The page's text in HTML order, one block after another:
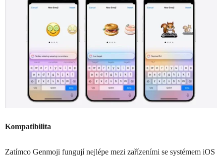
Kompatibilita
Zatímco Genmoji fungují nejlépe mezi zařízeními se systémem iOS